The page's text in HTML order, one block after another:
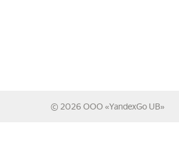
© 2026 ООО «YandexGo UB»